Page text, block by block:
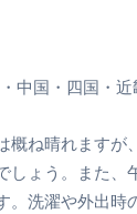
中国・四国・近
概ね晴れますが
しょう。また、
。洗濯や外出時